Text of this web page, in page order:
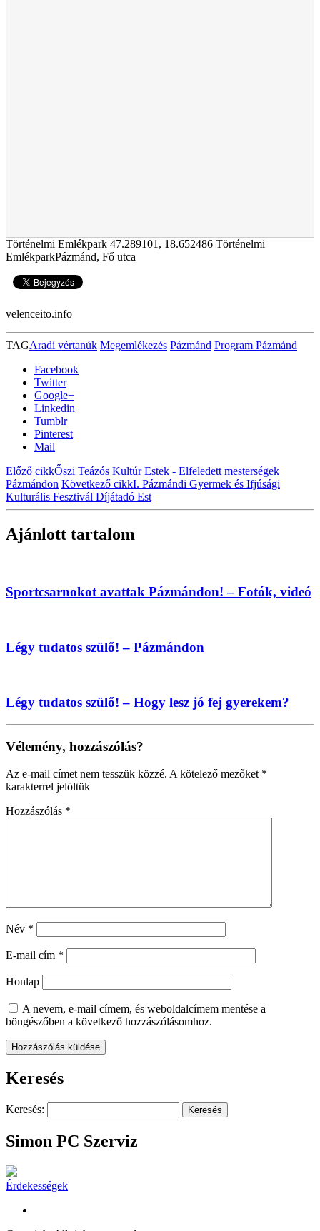
Történelmi Emlékpark 47.289101 , 18.652486 Történelmi
EmlékparkPázmánd, Fő utca
velenceito.info
TAGAradi vértanúk Megemlékezés Pázmánd Program Pázmánd
Facebook
Twitter
Google+
Linkedin
Tumblr
Pinterest
Mail
Előző cikkŐszi Teázós Kultúr Estek - Elfeledett mesterségek
Pázmándon Következő cikkI. Pázmándi Gyermek és Ifjúsági
Kulturális Fesztivál Díjátadó Est
Ajánlott tartalom
Sportcsarnokot avattak Pázmándon! – Fotók, videó
Légy tudatos szülő! – Pázmándon
Légy tudatos szülő! – Hogy lesz jó fej gyerekem?
Vélemény, hozzászólás?
Az e-mail címet nem tesszük közzé. A kötelező mezőket *
karakterrel jelöltük
Hozzászólás *
Név *
E-mail cím *
Honlap
A nevem, e-mail címem, és weboldalcímem mentése a
böngészőben a következő hozzászólásomhoz.
Keresés
Keresés:
Simon PC Szerviz
Érdekességek